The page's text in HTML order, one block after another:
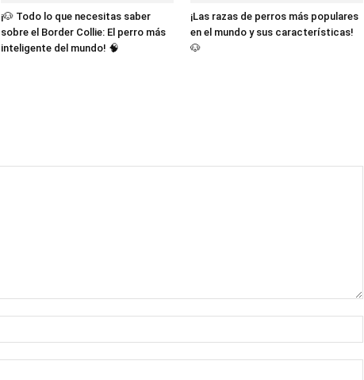
¡🐶 Todo lo que necesitas saber
sobre el Border Collie: El perro más
inteligente del mundo! 🧠
¡Las razas de perros más populares
en el mundo y sus características!
🐶